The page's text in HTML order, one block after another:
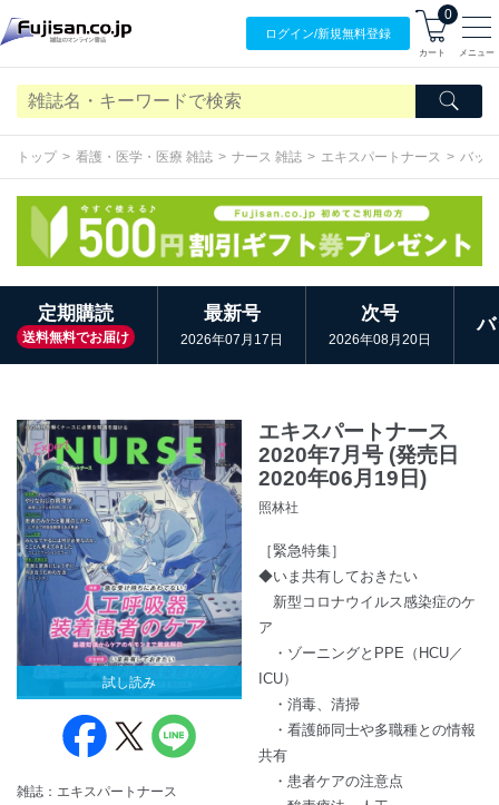
ログイン/新規無料登録
0
カート メニュー
トップ 看護・医学・医療 雑誌 ナース 雑誌 エキスパートナース バッ
定期購読
送料無料でお届け
最新号
2026年07月17日
次号
2026年08月20日
試し読み
雑誌：エキスパートナース
エキスパートナース
2020年7月号 (発売日
2020年06月19日)
照林社
［緊急特集］
◆いま共有しておきたい
新型コロナウイルス感染症のケ
ア
・ゾーニングとPPE（HCU／
ICU）
・消毒、清掃
・看護師同士や多職種との情報
共有
・患者ケアの注意点